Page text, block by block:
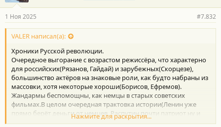
1 Ноя 2025 #7.832
VALER написал(а):
Хроники Русской революции.
Очередное выгорание с возрастом режиссёра, что характерно
для российских(Рязанов, Гайдай) и зарубежных(Скорцезе),
большинство актёров на знаковые роли, как будто набраны из
массовки, хотя некоторые хороши(Борисов, Ефремов).
Жандармы беспомощны, как немцы в старых советских
фильмах.В целом очередная трактовка истории(Ленин уже
прямо берёт деньги от немцев, Распутин почти патриот ну и
т.д), на один раз в общем-то
Нажмите для раскрытия...